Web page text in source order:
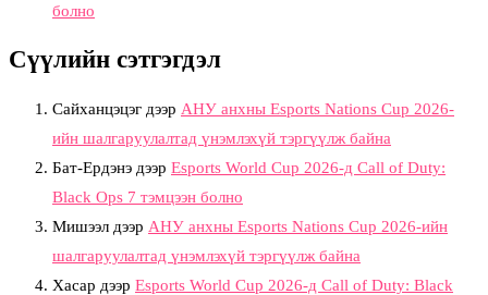
болно
Сүүлийн сэтгэгдэл
Сайханцэцэг дээр АНУ анхны Esports Nations Cup 2026-
ийн шалгаруулалтад үнэмлэхүй тэргүүлж байна
Бат-Ердэнэ дээр Esports World Cup 2026-д Call of Duty:
Black Ops 7 тэмцээн болно
Мишээл дээр АНУ анхны Esports Nations Cup 2026-ийн
шалгаруулалтад үнэмлэхүй тэргүүлж байна
Хасар дээр Esports World Cup 2026-д Call of Duty: Black